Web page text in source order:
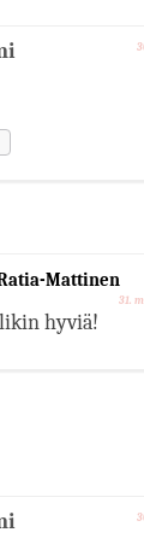
Mattinen
31.
hyviä!